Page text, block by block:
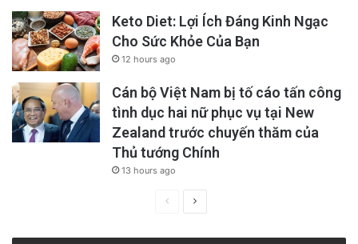
Keto Diet: Lợi Ích Đáng Kinh Ngạc
Cho Sức Khỏe Của Bạn
12 hours ago
Cán bộ Việt Nam bị tố cáo tấn công
tình dục hai nữ phục vụ tại New
Zealand trước chuyến thăm của
Thủ tướng Chính
13 hours ago
PreviousNext